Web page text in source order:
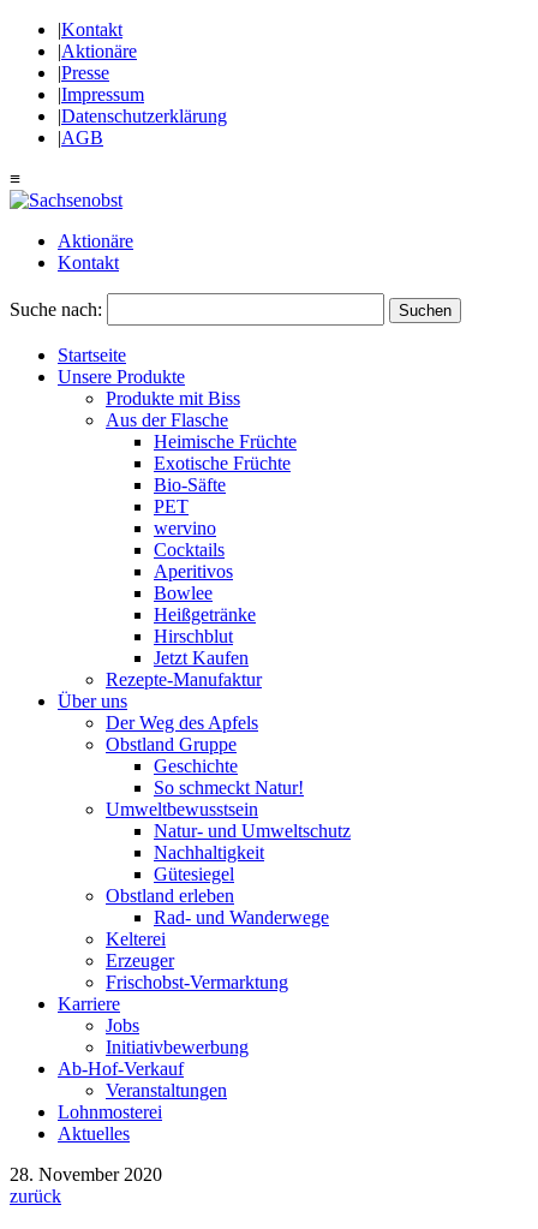
|Kontakt
|Aktionäre
|Presse
|Impressum
|Datenschutzerklärung
|AGB
≡
Aktionäre
Kontakt
Suche nach: Suchen
Startseite
Unsere Produkte
Produkte mit Biss
Aus der Flasche
Heimische Früchte
Exotische Früchte
Bio-Säfte
PET
wervino
Cocktails
Aperitivos
Bowlee
Heißgetränke
Hirschblut
Jetzt Kaufen
Rezepte-Manufaktur
Über uns
Der Weg des Apfels
Obstland Gruppe
Geschichte
So schmeckt Natur!
Umweltbewusstsein
Natur- und Umweltschutz
Nachhaltigkeit
Gütesiegel
Obstland erleben
Rad- und Wanderwege
Kelterei
Erzeuger
Frischobst-Vermarktung
Karriere
Jobs
Initiativbewerbung
Ab-Hof-Verkauf
Veranstaltungen
Lohnmosterei
Aktuelles
28. November 2020
zurück